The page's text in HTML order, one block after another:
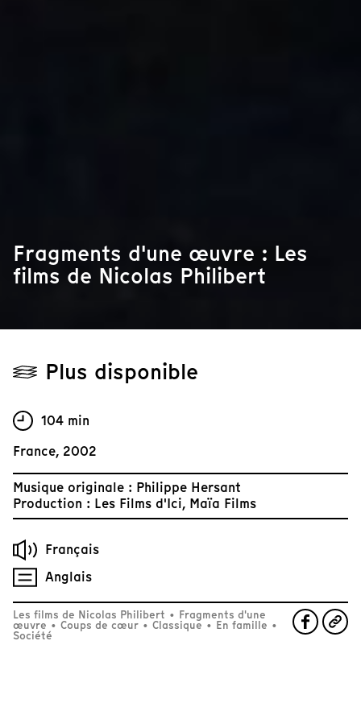
Fragments d'une œuvre : Les
films de Nicolas Philibert
Plus disponible
104 min
France, 2002
Musique originale : Philippe Hersant
Production : Les Films d'Ici, Maïa Films
Français
Anglais
Les films de Nicolas Philibert • Fragments d'une
œuvre • Coups de cœur • Classique • En famille •
Société